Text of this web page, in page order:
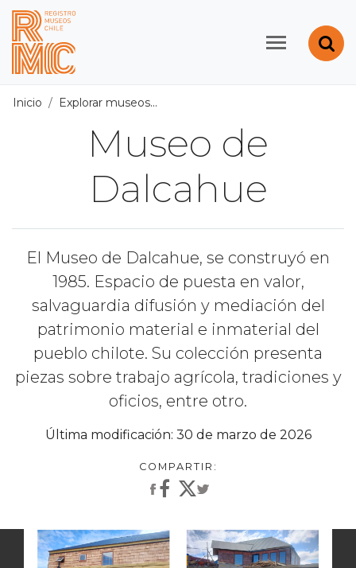
Contenido principal
Registro de Museos
Inicio Explorar museos
Museo de
Dalcahue
El Museo de Dalcahue, se construyó en
1985. Espacio de puesta en valor,
salvaguardia difusión y mediación del
patrimonio material e inmaterial del
pueblo chilote. Su colección presenta
piezas sobre trabajo agrícola, tradiciones y
oficios, entre otro.
Última modificación: 30 de marzo de 2026